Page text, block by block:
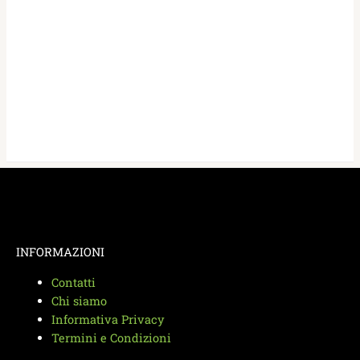
INFORMAZIONI
Contatti
Chi siamo
Informativa Privacy
Termini e Condizioni